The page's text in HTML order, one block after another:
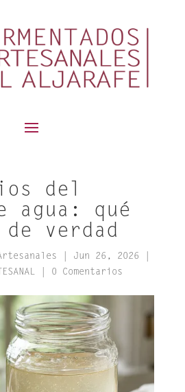
del
agua: qué
de verdad
Jun 26, 2026
| 0 Comentarios